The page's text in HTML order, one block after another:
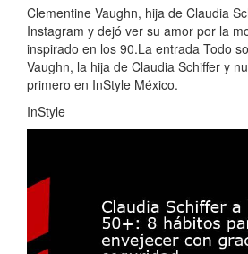
Clementine Vaughn, hija de Claudia
Instagram y dejó ver su amor por la
inspirado en los 90.La entrada Todo
Vaughn, la hija de Claudia Schiffer y
primero en InStyle México.
InStyle